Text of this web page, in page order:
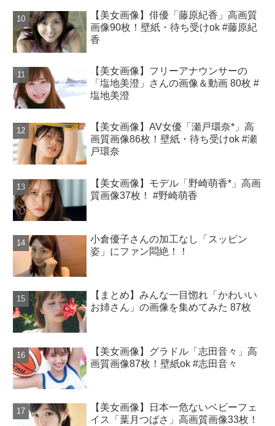
【美女画像】俳優「藤原紀香」高画質
画像90枚！壁紙・待ち受けok #藤原紀
香
【美女画像】フリーアナウンサーの
「塩地美澄」さんの画像＆動画 80枚 #
塩地美澄
【美女画像】AV女優「瀬戸環奈*」高
画質画像86枚！壁紙・待ち受けok #瀬
戸環奈
【美女画像】モデル「野崎萌香*」高画
質画像37枚！ #野崎萌香
小倉優子さんの加工なし「スッピン
姿」にファン悶絶！！
【まとめ】みんな一目惚れ「かわいい
お姉さん」の画像を集めてみた 87枚
【美女画像】グラドル「志田音々」高
画質画像87枚！壁紙ok #志田音々
【美女画像】日本一危ないベビーフェ
イス「葉月つばさ」高画質画像33枚！